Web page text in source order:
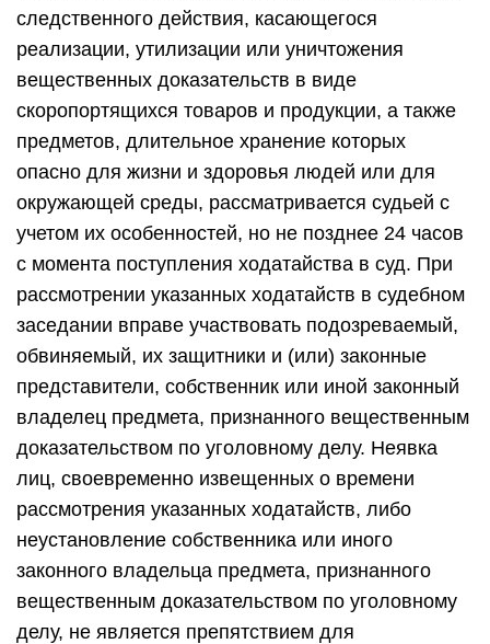
следственного действия, касающегося
реализации, утилизации или уничтожения
вещественных доказательств в виде
скоропортящихся товаров и продукции, а также
предметов, длительное хранение которых
опасно для жизни и здоровья людей или для
окружающей среды, рассматривается судьей с
учетом их особенностей, но не позднее 24 часов
с момента поступления ходатайства в суд. При
рассмотрении указанных ходатайств в судебном
заседании вправе участвовать подозреваемый,
обвиняемый, их защитники и (или) законные
представители, собственник или иной законный
владелец предмета, признанного вещественным
доказательством по уголовному делу. Неявка
лиц, своевременно извещенных о времени
рассмотрения указанных ходатайств, либо
неустановление собственника или иного
законного владельца предмета, признанного
вещественным доказательством по уголовному
делу, не является препятствием для